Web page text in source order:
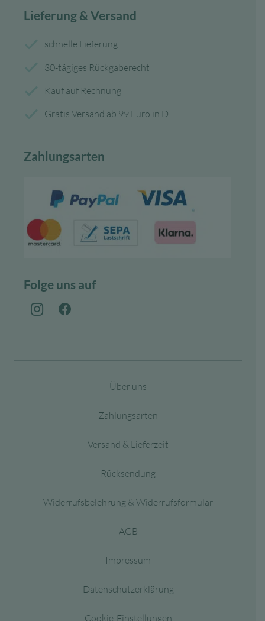
Lieferung & Versand
schnelle Lieferung
30-tägiges Rückgaberecht
Kauf auf Rechnung
Gratis Versand ab 99 Euro in D
Zahlungsarten
Folge uns auf
Über uns
Zahlungsarten
Versand & Lieferzeit
Rücksendung
Widerrufsbelehrung & Widerrufsformular
AGB
Impressum
Datenschutzerklärung
Cookie-Einstellungen